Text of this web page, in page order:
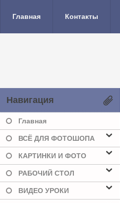
Главная Контакты
Навигация
Главная
ВСЁ ДЛЯ ФОТОШОПА
КАРТИНКИ И ФОТО
РАБОЧИЙ СТОЛ
ВИДЕО УРОКИ